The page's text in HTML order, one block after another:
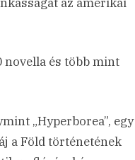
novella és több mint
„Hyperborea”, egy
a Föld történetének